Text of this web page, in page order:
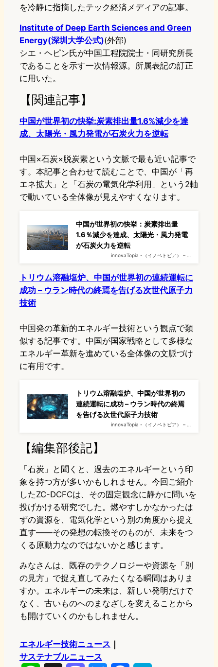
を冷静に指摘したテック経済メディアの記事。
Institute of Deep Earth Sciences and Green
Energy(深圳大学公式)(外部)
シエ・ヘピン氏が中国工程院院士・同研究所長
であることを示す一次情報源。所属表記の訂正
に用いた。
【関連記事】
中国が世界初の快挙:炭素排出量1.6%減少を達
成、太陽光・風力発電が石炭火力を逆転
中国×石炭×脱炭素という文脈で最も近い記事で
す。本記事と合わせて読むことで、中国が「再
エネ拡大」と「石炭の電気化学利用」という2軸
で動いている全体像が見えやすくなります。
中国が世界初の快挙：炭素排出量
1.6％減少を達成、太陽光・風力発電
が石炭火力を逆転
innovaTopia -（イノベトピア） – …
トリウム溶融塩炉、中国が世界初の連続運転に
成功 – ウラン時代の終焉を告げる次世代原子力
技術
中国発の革新的エネルギー技術という観点で類
似する記事です。中国が国家戦略として多様な
エネルギー革新を進めている全体像の文脈づけ
に有用です。
トリウム溶融塩炉、中国が世界初の
連続運転に成功 – ウラン時代の終焉
を告げる次世代原子力技術
innovaTopia -（イノベトピア） – …
【編集部後記】
「石炭」と聞くと、過去のエネルギーという印
象を持つ方が多いかもしれません。今回ご紹介
したZC-DCFCは、その固定観念に静かに問いを
投げかける研究でした。燃やすしかなかったは
ずの資源を、電気化学という別の角度から捉え
直す——その発想の転換そのものが、未来をつ
くる原動力なのではないかと感じます。
みなさんは、既存のテクノロジーや資源を「別
の見方」で捉え直してみたくなる瞬間はありま
すか。エネルギーの未来は、新しい発明だけで
なく、古いものへのまなざしを変えることから
も開けていくのかもしれません。
エネルギー技術ニュース
サステナブルニュース